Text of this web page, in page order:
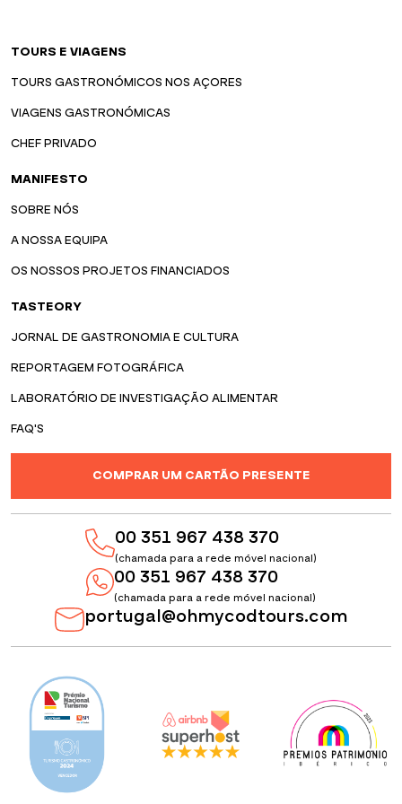
TOURS E VIAGENS
TOURS GASTRONÓMICOS NOS AÇORES
VIAGENS GASTRONÓMICAS
CHEF PRIVADO
MANIFESTO
SOBRE NÓS
A NOSSA EQUIPA
OS NOSSOS PROJETOS FINANCIADOS
TASTEORY
JORNAL DE GASTRONOMIA E CULTURA
REPORTAGEM FOTOGRÁFICA
LABORATÓRIO DE INVESTIGAÇÃO ALIMENTAR
FAQ'S
COMPRAR UM CARTÃO PRESENTE
00 351 967 438 370
(chamada para a rede móvel nacional)
00 351 967 438 370
(chamada para a rede móvel nacional)
portugal@ohmycodtours.com